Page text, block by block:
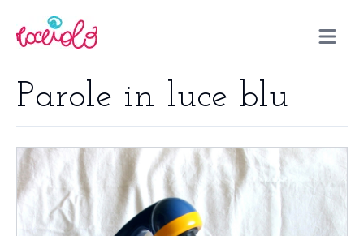
Open
Parole in luce blu